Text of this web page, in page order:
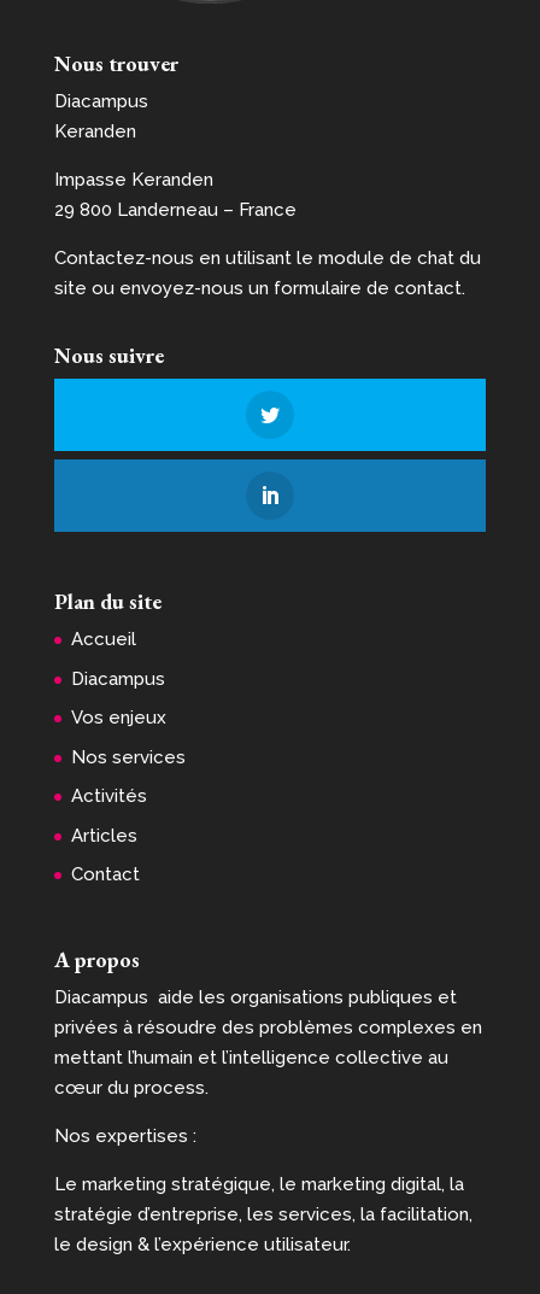
Nous trouver
Diacampus
Keranden
Impasse Keranden
29 800 Landerneau – France
Contactez-nous en utilisant le module de chat du
site ou envoyez-nous un formulaire de contact.
Nous suivre
Plan du site
Accueil
Diacampus
Vos enjeux
Nos services
Activités
Articles
Contact
A propos
Diacampus aide les organisations publiques et
privées à résoudre des problèmes complexes en
mettant l’humain et l’intelligence collective au
cœur du process.
Nos expertises :
Le marketing stratégique, le marketing digital, la
stratégie d’entreprise, les services, la facilitation,
le design & l’expérience utilisateur.